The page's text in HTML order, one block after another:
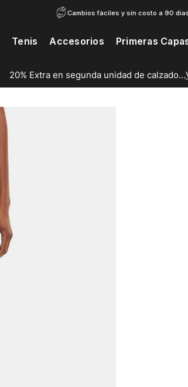
Cambios fáciles y sin costo a 90
Tenis Accesorios Primeras
20% Extra en segunda unidad de calzado...